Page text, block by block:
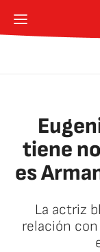
tiene
es
La actriz
relación